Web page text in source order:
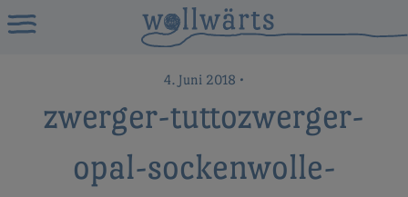
4. Juni 2018 •
zwerger-tuttozwerger-
opal-sockenwolle-